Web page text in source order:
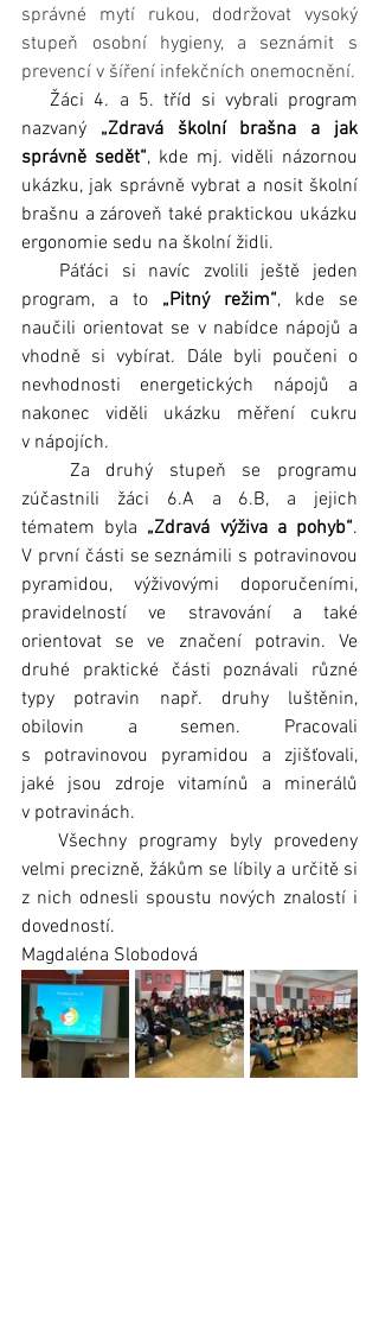
správné mytí rukou, dodržovat vysoký
stupeň osobní hygieny, a seznámit s
prevencí v šíření infekčních onemocnění.
   Žáci 4. a 5. tříd si vybrali program
nazvaný „Zdravá školní brašna a jak
správně sedět“, kde mj. viděli názornou
ukázku, jak správně vybrat a nosit školní
brašnu a zároveň také praktickou ukázku
ergonomie sedu na školní židli.
program, a to „Pitný režim“, kde se
naučili orientovat se v nabídce nápojů a
vhodně si vybírat. Dále byli poučeni o
nevhodnosti energetických nápojů a
nakonec viděli ukázku měření cukru
v nápojích.
zúčastnili žáci 6.A a 6.B, a jejich
tématem byla „Zdravá výživa a pohyb“.
V první části se seznámili s potravinovou
pyramidou, výživovými doporučeními,
pravidelností ve stravování a také
orientovat se ve značení potravin. Ve
druhé praktické části poznávali různé
typy potravin např. druhy luštěnin,
obilovin a semen. Pracovali
s potravinovou pyramidou a zjišťovali,
jaké jsou zdroje vitamínů a minerálů
v potravinách.
velmi precizně, žákům se líbily a určitě si
z nich odnesli spoustu nových znalostí i
dovedností.
Magdaléna Slobodová